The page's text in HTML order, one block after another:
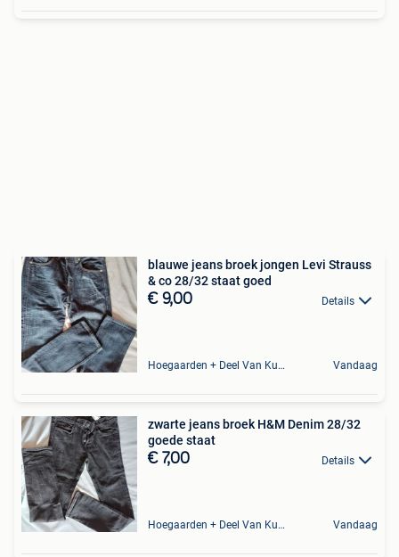
blauwe jeans broek jongen Levi Strauss
& co 28/32 staat goed
€ 9,00 Details
Hoegaarden + Deel Van Kumtich + Deel Van Tienen Vandaag
zwarte jeans broek H&M Denim 28/32
goede staat
€ 7,00 Details
Hoegaarden + Deel Van Kumtich + Deel Van Tienen Vandaag